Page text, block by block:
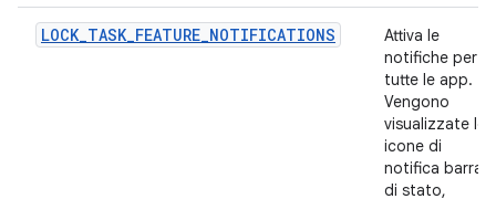
LOCK_TASK_FEATURE_NOTIFICATIONS
Attiva le
notifiche per
tutte le app.
Vengono
visualizzate le
icone di
notifica barra
di stato,